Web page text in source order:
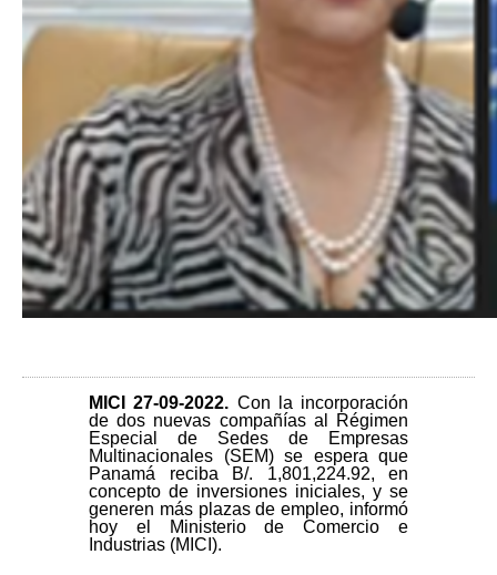
MICI 27-09-2022. Con la incorporación
de dos nuevas compañías al Régimen
Especial de Sedes de Empresas
Multinacionales (SEM) se espera que
Panamá reciba B/. 1,801,224.92, en
concepto de inversiones iniciales, y se
generen más plazas de empleo, informó
hoy el Ministerio de Comercio e
Industrias (MICI).